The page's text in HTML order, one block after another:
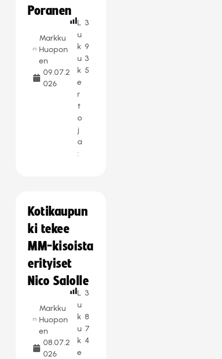
Poranen
Markku
Huopon
en
09.07.2
026
L
u
k
u
k
e
r
t
o
j
a
:
3
9
3
5
Kotikaupun
ki tekee
MM-kisoista
erityiset
Nico Salolle
Markku
Huopon
en
08.07.2
026
L
u
k
u
k
e
3
8
7
4